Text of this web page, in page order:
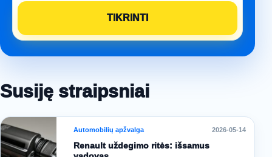
Susiję straipsniai
Automobilių apžvalga 2026-05-14
Renault uždegimo ritės: išsamus